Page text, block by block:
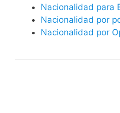
Nacionalidad para
Nacionalidad por
Nacionalidad por